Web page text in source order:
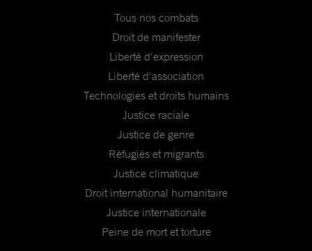
Tous nos combats
Droit de manifester
Liberté d'expression
Liberté d'association
Technologies et droits humains
Justice raciale
Justice de genre
Réfugiés et migrants
Justice climatique
Droit international humanitaire
Justice internationale
Peine de mort et torture